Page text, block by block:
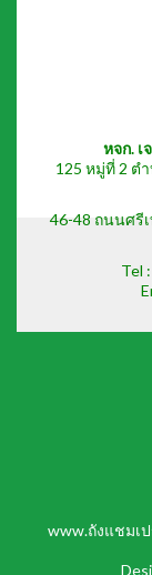
หจก.
125 หมู่ที่ 2 ต
46-48 ถนนศรีเ
Tel :
www.ถังแชมเ